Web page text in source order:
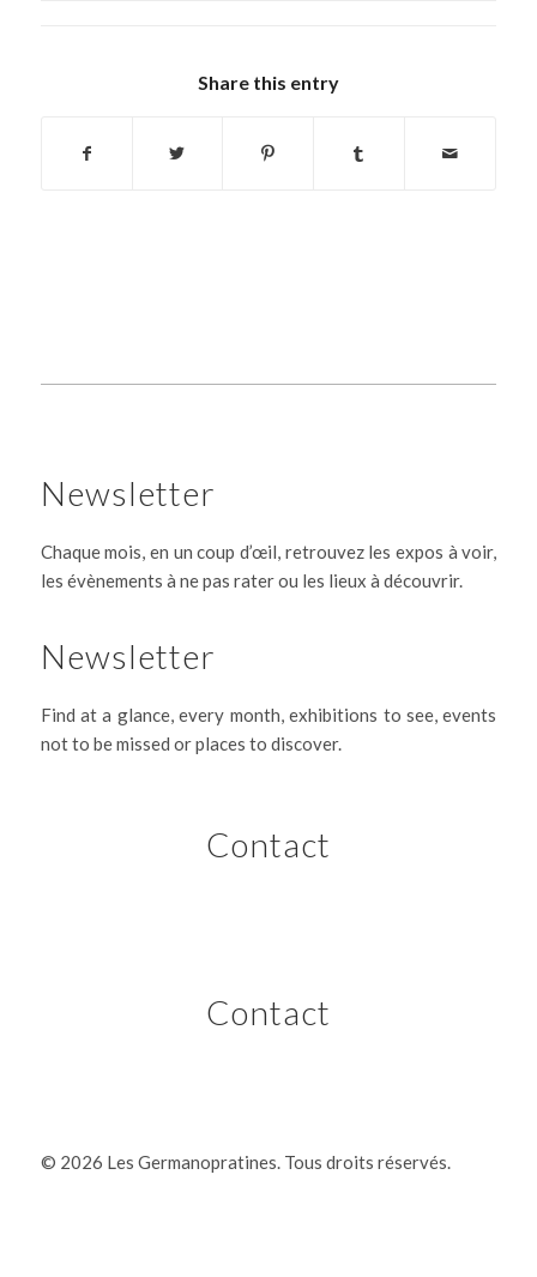
Share this entry
Newsletter
Chaque mois, en un coup d’œil, retrouvez les expos à voir,
les évènements à ne pas rater ou les lieux à découvrir.
Newsletter
Find at a glance, every month, exhibitions to see, events
not to be missed or places to discover.
Contact
Contact
© 2026 Les Germanopratines. Tous droits réservés.